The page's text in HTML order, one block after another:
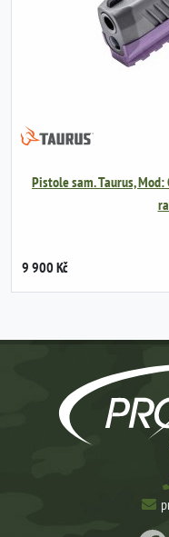
Pistole sam. Taurus,
9 900 Kč